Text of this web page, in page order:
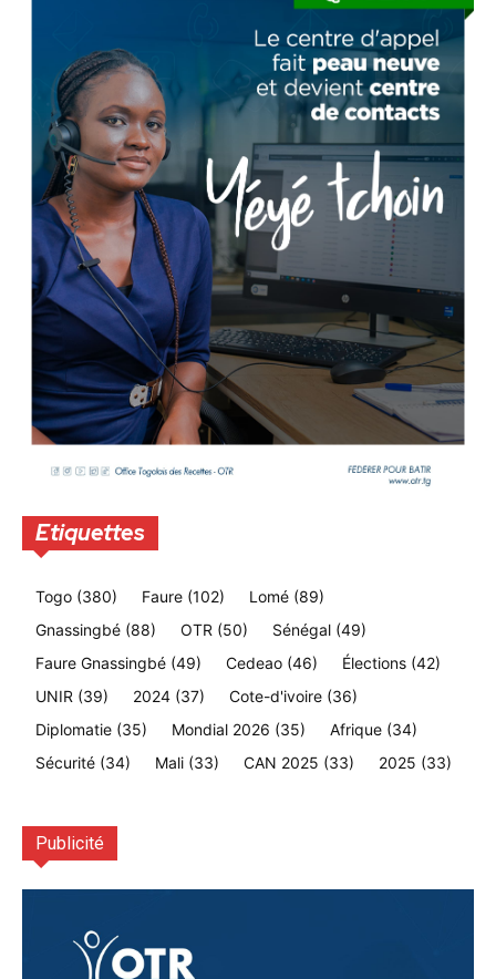
Etiquettes
Togo (380) Faure (102) Lomé (89)
Gnassingbé (88) OTR (50) Sénégal (49)
Faure Gnassingbé (49) Cedeao (46) Élections (42)
UNIR (39) 2024 (37) Cote-d'ivoire (36)
Diplomatie (35) Mondial 2026 (35) Afrique (34)
Sécurité (34) Mali (33) CAN 2025 (33) 2025 (33)
Publicité